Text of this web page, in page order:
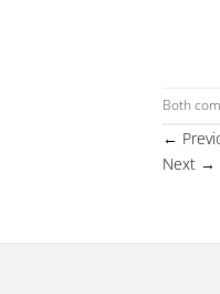
Both
←
Next →